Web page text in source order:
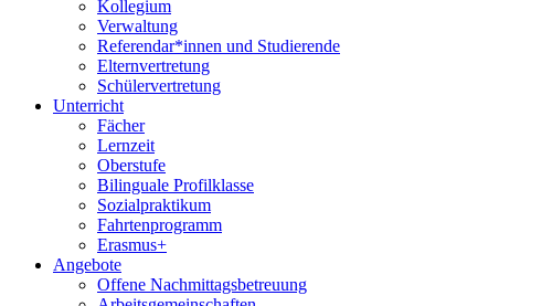
Kollegium
Verwaltung
Referendar*innen und Studierende
Elternvertretung
Schülervertretung
Unterricht
Fächer
Lernzeit
Oberstufe
Bilinguale Profilklasse
Sozialpraktikum
Fahrtenprogramm
Erasmus+
Angebote
Offene Nachmittagsbetreuung